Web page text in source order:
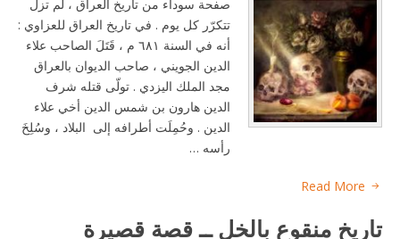
صفحة سوداء من تاريخ العراق ، لم تزل
تتكرّر كل يوم . في تاريخ العراق للعزاوي :
أنه في السنة ٦٨١ م ، قَتَلَ الصاحب علاء
الدين الجويني ، صاحب الديوان بالعراق
مجد الملك اليزدي . تولّى قتله شرف
الدين هارون بن شمس الدين أخي علاء
الدين . وحُمِلَت أطرافه إلى البلاد ، وسُلِخَ
رأسه …
Read More
تاريخ منقوع بالخل ــ قصة قصيرة